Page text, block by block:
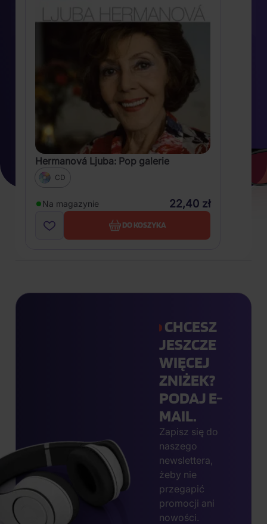
Hermanová Ljuba: Pop galerie
CD
Na magazynie 22,40 zł
DO KOSZYKA
CHCESZ
JESZCZE
WIĘCEJ
ZNIŻEK?
PODAJ E-
MAIL.
Zapisz się do
naszego
newslettera,
żeby nie
przegapić
promocji ani
nowości.